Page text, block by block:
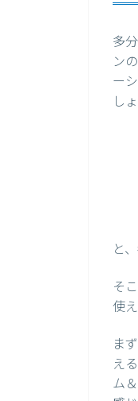
多
ン
ー
し
と
そ
使
ま
え
ム